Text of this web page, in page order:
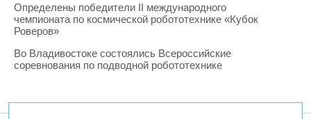
Определены победители II международного
чемпионата по космической робототехнике «Кубок
Роверов»
Во Владивостоке состоялись Всероссийские
соревнования по подводной робототехнике